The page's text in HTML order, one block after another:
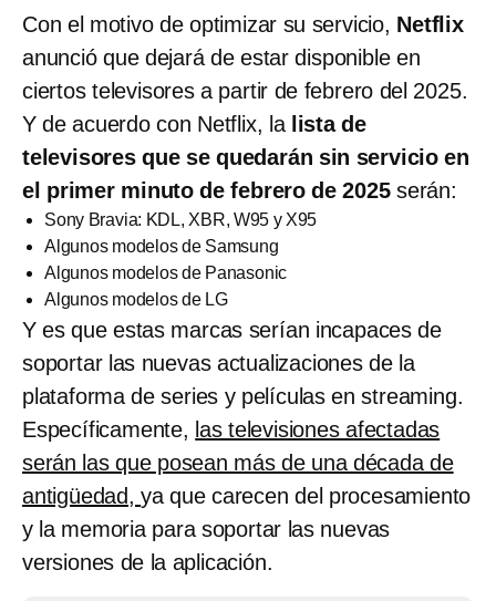
Con el motivo de optimizar su servicio, Netflix
anunció que dejará de estar disponible en
ciertos televisores a partir de febrero del 2025.
Y de acuerdo con Netflix, la lista de
televisores que se quedarán sin servicio en
el primer minuto de febrero de 2025serán:
Sony Bravia: KDL, XBR, W95 y X95
Algunos modelos de Samsung
Algunos modelos de Panasonic
Algunos modelos de LG
Y es que estas marcas serían incapaces de
soportar las nuevas actualizaciones de la
plataforma de series y películas en streaming.
Específicamente, las televisiones afectadas
serán las que posean más de una década de
antigüedad,ya que carecen del procesamiento
y la memoria para soportar las nuevas
versiones de la aplicación.